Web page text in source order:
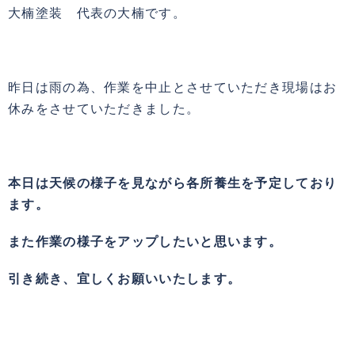
大楠塗装 代表の大楠です。
昨日は雨の為、作業を中止とさせていただき現場はお
休みをさせていただきました。
本日は天候の様子を見ながら各所養生を予定しており
ます。
また作業の様子をアップしたいと思います。
引き続き、宜しくお願いいたします。